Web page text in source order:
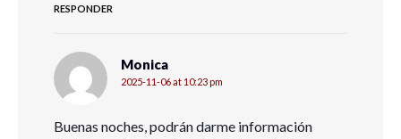
RESPONDER
Monica
2025-11-06 at 10:23 pm
Buenas noches, podrán darme información